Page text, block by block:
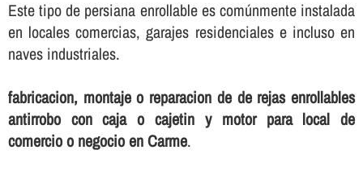
Este tipo de persiana enrollable es comúnmente instalada
en locales comercias, garajes residenciales e incluso en
naves industriales.
fabricacion, montaje o reparacion de de rejas enrollables
antirrobo con caja o cajetin y motor para local de
comercio o negocio en Carme.